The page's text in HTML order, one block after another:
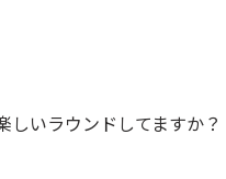
しいラウンドしてますか？